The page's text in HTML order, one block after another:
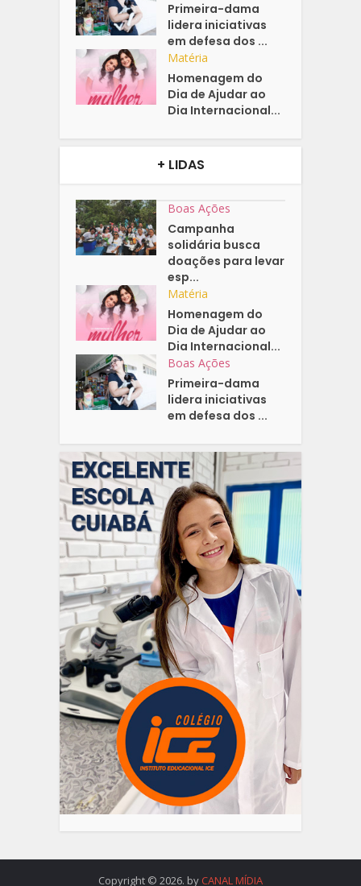
Primeira-dama
lidera iniciativas
em defesa dos ...
Matéria
Homenagem do
Dia de Ajudar ao
Dia Internacional...
+ LIDAS
Boas Ações
Campanha
solidária busca
doações para levar
esp...
Matéria
Homenagem do
Dia de Ajudar ao
Dia Internacional...
Boas Ações
Primeira-dama
lidera iniciativas
em defesa dos ...
Copyright © 2026. by CANAL MÍDIA